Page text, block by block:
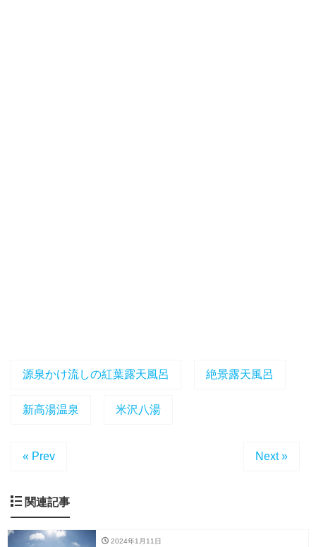
源泉かけ流しの紅葉露天風呂 絶景露天風呂
新高湯温泉 米沢八湯
« Prev Next »
関連記事
2024年1月11日